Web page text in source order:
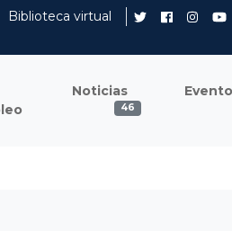
Biblioteca virtual
Noticias
46